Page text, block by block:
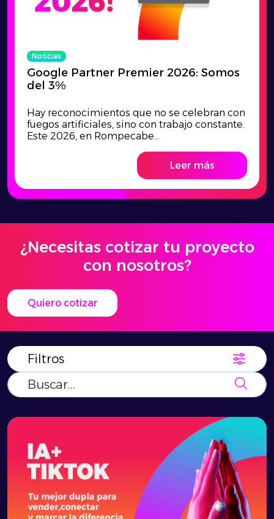
Noticias
Google Partner Premier 2026: Somos
del 3%
Hay reconocimientos que no se celebran con
fuegos artificiales, sino con trabajo constante.
Este 2026, en Rompecabe...
Leer más
¿Necesitas cotizar tu proyecto
con nosotros?
Quiero cotizar
Filtros